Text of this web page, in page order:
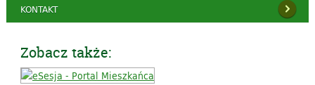
KONTAKT
Zobacz także: